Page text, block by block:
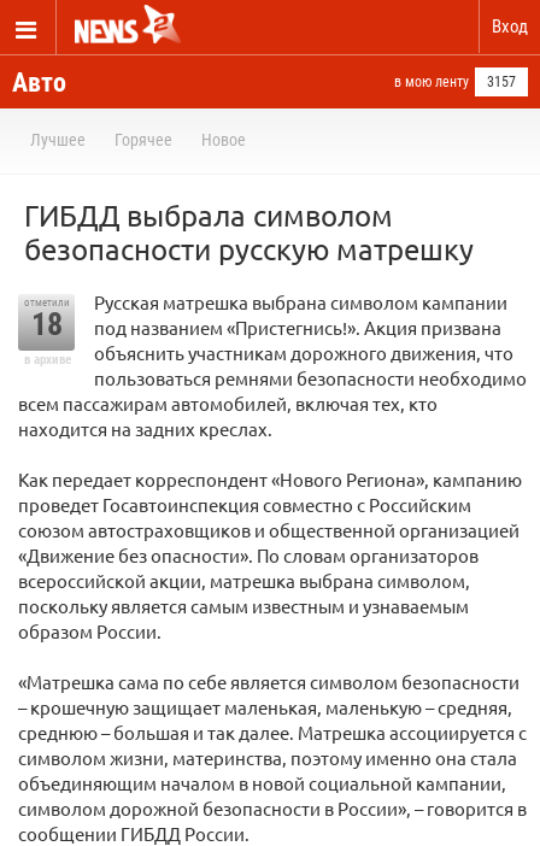
Вход
Авто в мою ленту 3157
Лучшее Горячее Новое
ГИБДД выбрала символом
безопасности русскую матрешку
отметили
18
в архиве
Русская матрешка выбрана символом кампании
под названием «Пристегнись!». Акция призвана
объяснить участникам дорожного движения, что
пользоваться ремнями безопасности необходимо
всем пассажирам автомобилей, включая тех, кто
находится на задних креслах.
Как передает корреспондент «Нового Региона», кампанию
проведет Госавтоинспекция совместно с Российским
союзом автостраховщиков и общественной организацией
«Движение без опасности». По словам организаторов
всероссийской акции, матрешка выбрана символом,
поскольку является самым известным и узнаваемым
образом России.
«Матрешка сама по себе является символом безопасности
– крошечную защищает маленькая, маленькую – средняя,
среднюю – большая и так далее. Матрешка ассоциируется с
символом жизни, материнства, поэтому именно она стала
объединяющим началом в новой социальной кампании,
символом дорожной безопасности в России», – говорится в
сообщении ГИБДД России.